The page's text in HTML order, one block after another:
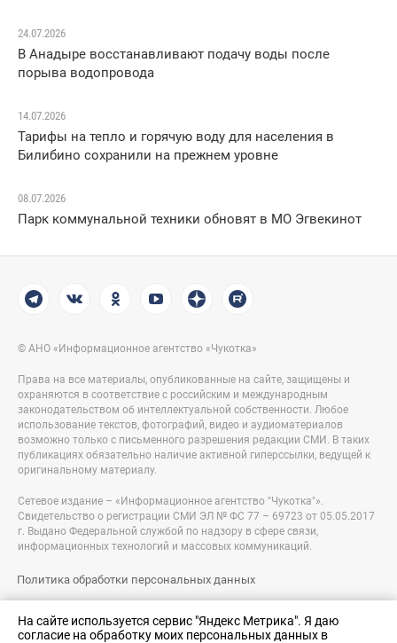
На сайте используется сервис "Яндекс Метрика". Я даю
согласие на обработку моих персональных данных в
24.07.2026
В Анадыре восстанавливают подачу воды после
порыва водопровода
14.07.2026
Тарифы на тепло и горячую воду для населения в
Билибино сохранили на прежнем уровне
08.07.2026
Парк коммунальной техники обновят в МО Эгвекинот
© АНО «Информационное агентство «Чукотка»
Права на все материалы, опубликованные на сайте, защищены и
охраняются в соответствие с российским и международным
законодательством об интеллектуальной собственности. Любое
использование текстов, фотографий, видео и аудиоматериалов
возможно только с письменного разрешения редакции СМИ. В таких
публикациях обязательно наличие активной гиперссылки, ведущей к
оригинальному материалу.
Сетевое издание – «Информационное агентство "Чукотка"».
Свидетельство о регистрации СМИ ЭЛ № ФС 77 – 69723 от 05.05.2017
г. Выдано Федеральной службой по надзору в сфере связи,
информационных технологий и массовых коммуникаций.
Политика обработки персональных данных